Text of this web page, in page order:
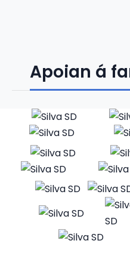
Apoian á